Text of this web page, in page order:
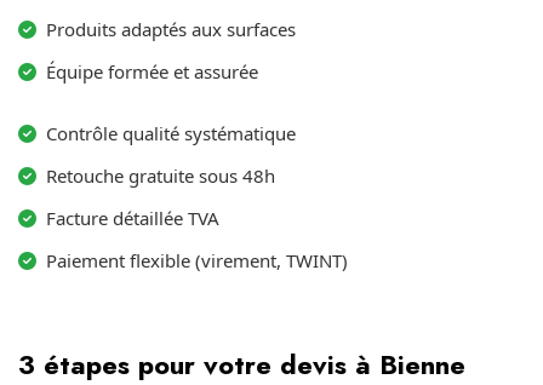
Produits adaptés aux surfaces
Équipe formée et assurée
Contrôle qualité systématique
Retouche gratuite sous 48h
Facture détaillée TVA
Paiement flexible (virement, TWINT)
3 étapes pour votre devis à Bienne